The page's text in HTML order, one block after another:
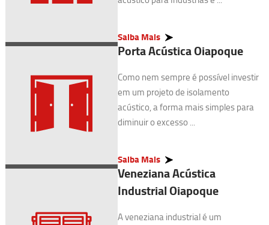
Saiba Mais
Porta Acústica Oiapoque
Como nem sempre é possível investir
em um projeto de isolamento
acústico, a forma mais simples para
diminuir o excesso ...
Saiba Mais
Veneziana Acústica
Industrial Oiapoque
A veneziana industrial é um